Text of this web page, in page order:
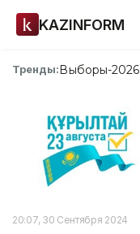
KAZINFORM
Тренды:Выборы-2026
20:07, 30 Сентября 2024